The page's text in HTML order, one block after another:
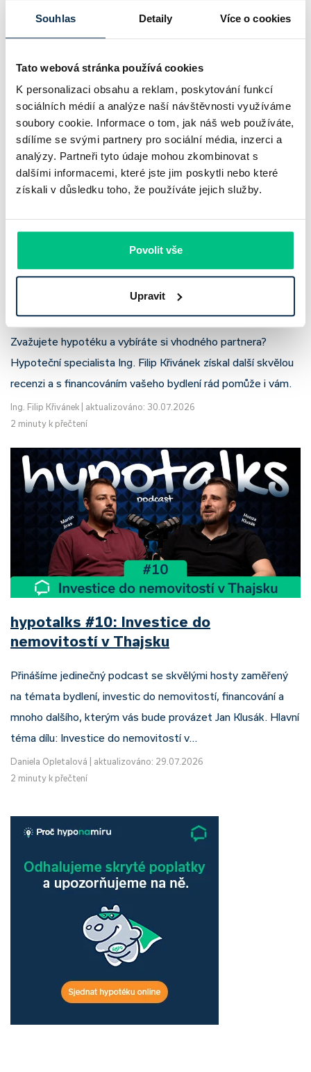
Souhlas Detaily Více o cookies
Tato webová stránka používá cookies
K personalizaci obsahu a reklam, poskytování funkcí
sociálních médií a analýze naší návštěvnosti využíváme
soubory cookie. Informace o tom, jak náš web používáte,
sdílíme se svými partnery pro sociální média, inzerci a
analýzy. Partneři tyto údaje mohou zkombinovat s
dalšími informacemi, které jste jim poskytli nebo které
získali v důsledku toho, že používáte jejich služby.
Povolit vše
Upravit
bankovního trhu. Na jedné straně jí podle zadaného rámce
rostly úvěry a…
Pavel Pohanka |aktualizováno: 31.07.2026
Filip Křivánek, klient: Tomáš B.
Zvažujete hypotéku a vybíráte si vhodného partnera?
Hypoteční specialista Ing. Filip Křivánek získal další skvělou
recenzi a s financováním vašeho bydlení rád pomůže i vám.
Ing. Filip Křivánek
aktualizováno: 30.07.2026
2 minuty k přečtení
hypotalks #10: Investice do
nemovitostí v Thajsku
Přinášíme jedinečný podcast se skvělými hosty zaměřený
na témata bydlení, investic do nemovitostí, financování a
mnoho dalšího, kterým vás bude provázet Jan Klusák. Hlavní
téma dílu: Investice do nemovitostí v…
Daniela Opletalová
aktualizováno: 29.07.2026
2 minuty k přečtení